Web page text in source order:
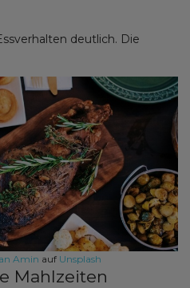
deutlich. Die
Amin auf Unsplash
Mahlzeiten